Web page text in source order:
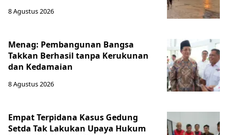
8 Agustus 2026
Menag: Pembangunan Bangsa
Takkan Berhasil tanpa Kerukunan
dan Kedamaian
8 Agustus 2026
Empat Terpidana Kasus Gedung
Setda Tak Lakukan Upaya Hukum